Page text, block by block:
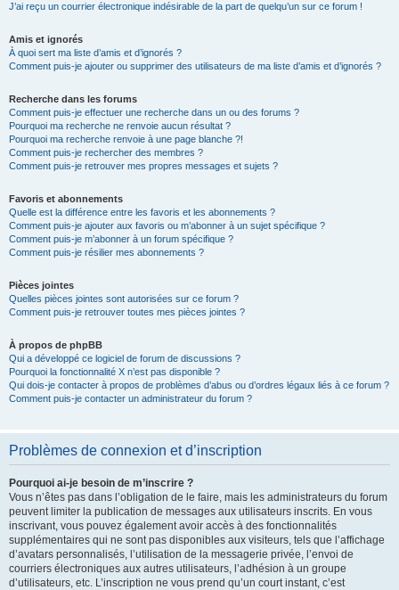
J’ai reçu un courrier électronique indésirable de la part de quelqu’un sur ce forum !
Amis et ignorés
À quoi sert ma liste d’amis et d’ignorés ?
Comment puis-je ajouter ou supprimer des utilisateurs de ma liste d’amis et d’ignorés ?
Recherche dans les forums
Comment puis-je effectuer une recherche dans un ou des forums ?
Pourquoi ma recherche ne renvoie aucun résultat ?
Pourquoi ma recherche renvoie à une page blanche ?!
Comment puis-je rechercher des membres ?
Comment puis-je retrouver mes propres messages et sujets ?
Favoris et abonnements
Quelle est la différence entre les favoris et les abonnements ?
Comment puis-je ajouter aux favoris ou m’abonner à un sujet spécifique ?
Comment puis-je m’abonner à un forum spécifique ?
Comment puis-je résilier mes abonnements ?
Pièces jointes
Quelles pièces jointes sont autorisées sur ce forum ?
Comment puis-je retrouver toutes mes pièces jointes ?
À propos de phpBB
Qui a développé ce logiciel de forum de discussions ?
Pourquoi la fonctionnalité X n’est pas disponible ?
Qui dois-je contacter à propos de problèmes d’abus ou d’ordres légaux liés à ce forum ?
Comment puis-je contacter un administrateur du forum ?
Problèmes de connexion et d’inscription
Pourquoi ai-je besoin de m’inscrire ?
Vous n’êtes pas dans l’obligation de le faire, mais les administrateurs du forum
peuvent limiter la publication de messages aux utilisateurs inscrits. En vous
inscrivant, vous pouvez également avoir accès à des fonctionnalités
supplémentaires qui ne sont pas disponibles aux visiteurs, tels que l’affichage
d’avatars personnalisés, l’utilisation de la messagerie privée, l’envoi de
courriers électroniques aux autres utilisateurs, l’adhésion à un groupe
d’utilisateurs, etc. L’inscription ne vous prend qu’un court instant, c’est